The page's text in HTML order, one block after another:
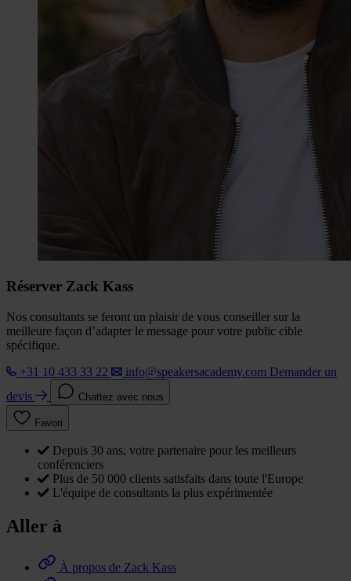
Réserver Zack Kass
Nos consultants se feront un plaisir de vous conseiller sur la
meilleure façon d’adapter le message pour votre public cible
spécifique.
+31 10 433 33 22
info@speakersacademy.com Demander un
devis
Chattez avec nous
Favori
Depuis 30 ans, votre partenaire pour les meilleurs
conférenciers
Plus de 50 000 clients satisfaits dans toute l'Europe
L'équipe de consultants la plus expérimentée
Aller à
À propos de Zack Kass